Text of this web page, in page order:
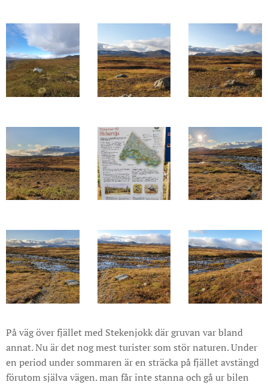
På väg över fjället med Stekenjokk där gruvan var bland
annat. Nu är det nog mest turister som stör naturen. Under
en period under sommaren är en sträcka på fjället avstängd
förutom själva vägen. man får inte stanna och gå ur bilen